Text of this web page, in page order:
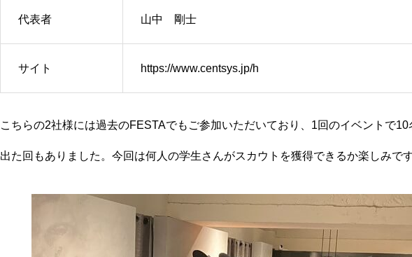
代表者 山中 剛士
サイト https://www.centsys.jp/h
こちらの2社様には過去のFESTAでもご参加いただいており、1回のイベントで
出た回もありました。今回は何人の学生さんがスカウトを獲得できるか楽しみです